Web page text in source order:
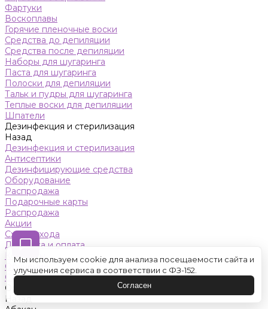
Фартуки
Воскоплавы
Горячие пленочные воски
Средства до депиляции
Средства после депиляции
Наборы для шугаринга
Паста для шугаринга
Полоски для депиляции
Тальк и пудры для шугаринга
Теплые воски для депиляции
Шпатели
Дезинфекция и стерилизация
Назад
Дезинфекция и стерилизация
Антисептики
Дезинфицирующие средства
Оборудование
Распродажа
Подарочные карты
Распродажа
Акции
Схемы ухода
Доставка и оплата
Контакты
Обучение
Салон красоты
Оренбург
Назад
Мы используем cookie для анализа посещаемости сайта и
улучшения сервиса в соответствии с ФЗ-152.
Согласен